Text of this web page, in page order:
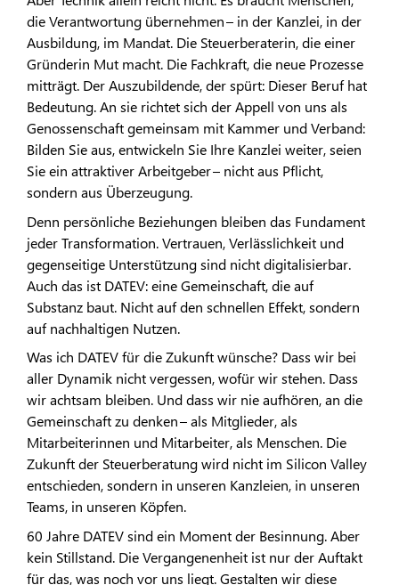
die Verantwortung übernehmen – in der Kanzlei, in der
Ausbildung, im Mandat. Die Steuerberaterin, die einer
Gründerin Mut macht. Die Fachkraft, die neue Prozesse
mitträgt. Der Auszubildende, der spürt: Dieser Beruf hat
Bedeutung. An sie richtet sich der Appell von uns als
Genossenschaft gemeinsam mit Kammer und Verband:
Bilden Sie aus, entwickeln Sie Ihre Kanzlei weiter, seien
Sie ein attraktiver Arbeitgeber – nicht aus Pflicht,
sondern aus Überzeugung.
Denn persönliche Beziehungen bleiben das Fundament
jeder Transformation. Vertrauen, Verlässlichkeit und
gegenseitige Unterstützung sind nicht digitalisierbar.
Auch das ist DATEV: eine Gemeinschaft, die auf
Substanz baut. Nicht auf den schnellen Effekt, sondern
auf nachhaltigen Nutzen.
Was ich DATEV für die Zukunft wünsche? Dass wir bei
aller Dynamik nicht vergessen, wofür wir stehen. Dass
wir achtsam bleiben. Und dass wir nie aufhören, an die
Gemeinschaft zu denken – als Mitglieder, als
Mitarbeiterinnen und Mitarbeiter, als Menschen. Die
Zukunft der Steuerberatung wird nicht im Silicon Valley
entschieden, sondern in unseren Kanzleien, in unseren
Teams, in unseren Köpfen.
60 Jahre DATEV sind ein Moment der Besinnung. Aber
kein Stillstand. Die Vergangenenheit ist nur der Auftakt
für das, was noch vor uns liegt. Gestalten wir diese